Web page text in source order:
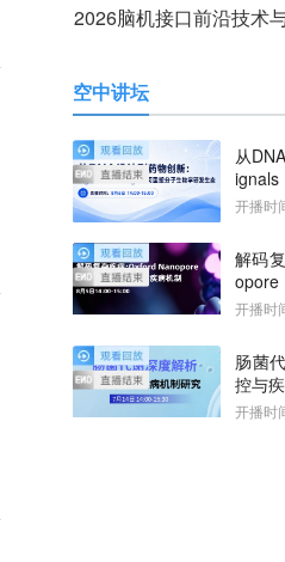
2026脑机接口前沿技术
空中讲坛
从
ignals
分子
开播时
解码
示疾
开播时
肠菌
控与
开播时